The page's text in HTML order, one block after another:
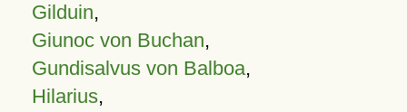
Gilduin,
Giunoc von Buchan,
Gundisalvus von Balboa,
Hilarius,